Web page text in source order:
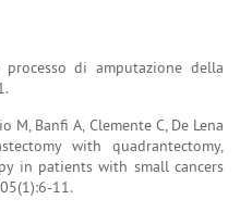
di amputazione della
M, Banfi A, Clemente C, De Lena
with quadrantectomy,
in patients with small cancers
11.